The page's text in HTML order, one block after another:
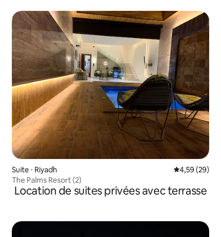
Suite ⋅ Riyadh Évaluation
4,59 (29)
The Palms Resort (2)
Location de suites privées avec terrasse